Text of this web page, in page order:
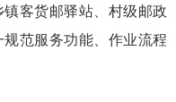
客货邮驿站、村级邮政
范服务功能、作业流程